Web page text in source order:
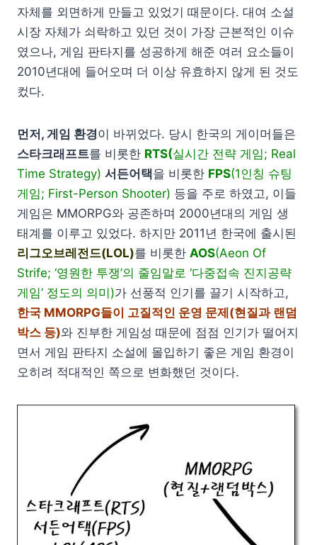
자체를 외면하게 만들고 있었기 때문이다. 대여 소설
시장 자체가 쇠락하고 있던 것이 가장 근본적인 이슈
였으나, 게임 판타지를 성공하게 해준 여러 요소들이
2010년대에 들어오며 더 이상 유효하지 않게 된 것도
컸다.
먼저, 게임 환경이 바뀌었다. 당시 한국의 게이머들은
스타크래프트를 비롯한 RTS(실시간 전략 게임; Real
Time Strategy) 서든어택을 비롯한 FPS(1인칭 슈팅
게임; First-Person Shooter) 등을 주로 하였고, 이들
게임은 MMORPG와 공존하며 2000년대의 게임 생
태계를 이루고 있었다. 하지만 2011년 한국에 출시된
리그오브레전드(LOL)를 비롯한 AOS(Aeon Of
Strife; ‘영원한 투쟁’의 줄임말로 ‘다중접속 진지공략
게임’ 정도의 의미)가 선풍적 인기를 끌기 시작하고,
한국 MMORPG들이 고질적인 운영 문제(현질과 랜덤
박스 등)와 진부한 게임성 때문에 점점 인기가 떨어지
면서 게임 판타지 소설에 몰입하기 좋은 게임 환경이
오히려 적대적인 쪽으로 변화했던 것이다.